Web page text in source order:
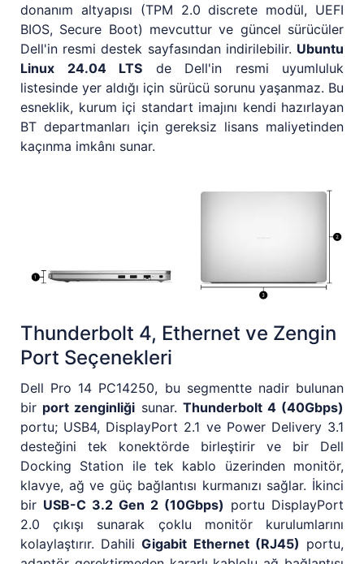
donanım altyapısı (TPM 2.0 discrete modül, UEFI
BIOS, Secure Boot) mevcuttur ve güncel sürücüler
Dell'in resmi destek sayfasından indirilebilir. Ubuntu
Linux 24.04 LTS de Dell'in resmi uyumluluk
listesinde yer aldığı için sürücü sorunu yaşanmaz. Bu
esneklik, kurum içi standart imajını kendi hazırlayan
BT departmanları için gereksiz lisans maliyetinden
kaçınma imkânı sunar.
Thunderbolt 4, Ethernet ve Zengin
Port Seçenekleri
Dell Pro 14 PC14250, bu segmentte nadir bulunan
bir port zenginliği sunar. Thunderbolt 4 (40Gbps)
portu; USB4, DisplayPort 2.1 ve Power Delivery 3.1
desteğini tek konektörde birleştirir ve bir Dell
Docking Station ile tek kablo üzerinden monitör,
klavye, ağ ve güç bağlantısı kurmanızı sağlar. İkinci
bir USB-C 3.2 Gen 2 (10Gbps) portu DisplayPort
2.0 çıkışı sunarak çoklu monitör kurulumlarını
kolaylaştırır. DahiliGigabit Ethernet (RJ45) portu,